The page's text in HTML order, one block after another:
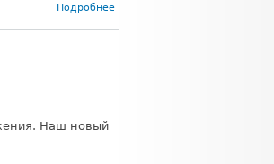
Подробнее
Наш новый